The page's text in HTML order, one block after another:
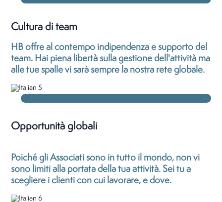
Cultura di team
HB offre al contempo indipendenza e supporto del
team. Hai piena libertà sulla gestione dell'attività ma
alle tue spalle vi sarà sempre la nostra rete globale.
Opportunità globali
Poiché gli Associati sono in tutto il mondo, non vi
sono limiti alla portata della tua attività. Sei tu a
scegliere i clienti con cui lavorare, e dove.